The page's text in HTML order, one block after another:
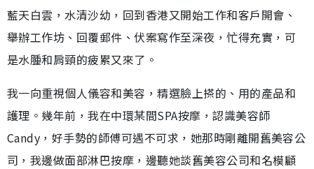
藍天白雲，水清沙幼，回到香港又開始工作和客戶開會、
舉辦工作坊、回覆郵件、伏案寫作至深夜，忙得充實，可
是水腫和肩頸的疲累又來了。
我一向重視個人儀容和美容，精選臉上搽的、用的產品和
護理。幾年前，我在中環某間SPA按摩，認識美容師
Candy，好手勢的師傅可遇不可求，她那時剛離開舊美容公
司，我邊做面部淋巴按摩，邊聽她談舊美容公司和名模顧